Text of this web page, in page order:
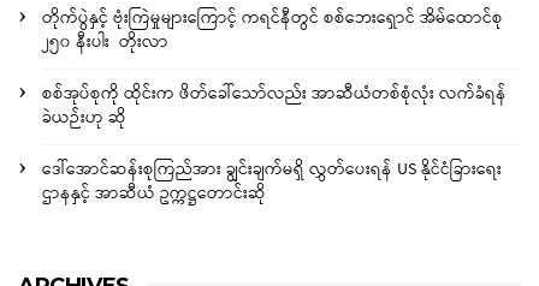
တိုက်ပွဲနှင့် ဗုံးကြဲမှုများကြောင့် ကရင်နီတွင် စစ်ဘေးရှောင် အိမ်ထောင်စု
၂၅၀ နီးပါး တိုးလာ
စစ်အုပ်စုကို ထိုင်းက ဖိတ်ခေါ်သော်လည်း အာဆီယံတစ်စုံလုံး လက်ခံရန်
ခဲယဉ်းဟု ဆို
ဒေါ်အောင်ဆန်းစုကြည်အား ချွင်းချက်မရှိ လွှတ်ပေးရန် US နိုင်ငံခြားရေး
ဌာနနှင့် အာဆီယံ ဥက္ကဋ္ဌတောင်းဆို